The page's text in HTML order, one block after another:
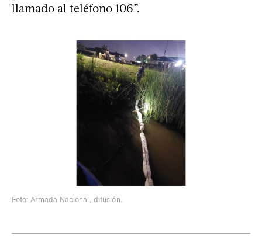
llamado al teléfono 106”.
Foto: Armada Nacional, difusión.